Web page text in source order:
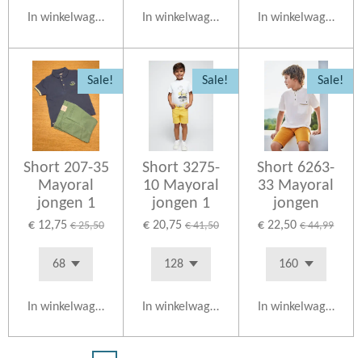
In winkelwagen In winkelwagen In winkelwagen
Sale!
Short 207-35
Mayoral
jongen 1
€ 12,75 € 25,50
In winkelwagen
Sale!
Short 3275-
10 Mayoral
jongen 1
€ 20,75 € 41,50
In winkelwagen
Sale!
Short 6263-
33 Mayoral
jongen
€ 22,50 € 44,99
In winkelwagen